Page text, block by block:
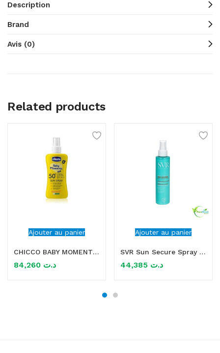
Description
Brand
Avis (0)
Related products
Ajouter au panier
CHICCO BABY MOMENT SUN SPRAY SPF50+ 0M+ 150ML
د.ت
Ajouter au panier
SVR Sun Secure Spray Après-Soleil 200ml
د.ت